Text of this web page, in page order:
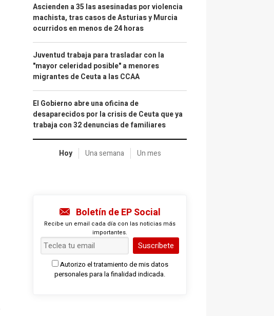
Ascienden a 35 las asesinadas por violencia
machista, tras casos de Asturias y Murcia
ocurridos en menos de 24 horas
Juventud trabaja para trasladar con la
"mayor celeridad posible" a menores
migrantes de Ceuta a las CCAA
El Gobierno abre una oficina de
desaparecidos por la crisis de Ceuta que ya
trabaja con 32 denuncias de familiares
Hoy Una semana Un mes
Boletín de EP Social
Recibe un email cada día con las noticias más
importantes.
Suscríbete
Autorizo el tratamiento de mis datos
personales para la finalidad indicada.